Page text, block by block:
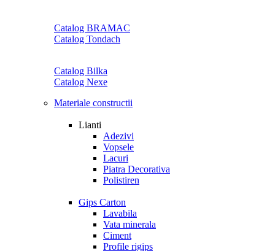
Catalog BRAMAC
Catalog Tondach
Catalog Bilka
Catalog Nexe
Materiale constructii
Lianti
Adezivi
Vopsele
Lacuri
Piatra Decorativa
Polistiren
Gips Carton
Lavabila
Vata minerala
Ciment
Profile rigips